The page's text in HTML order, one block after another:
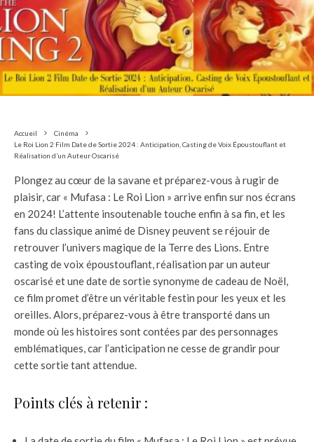
Accueil
Cinéma
Le Roi Lion 2 Film Date de Sortie 2024 : Anticipation, Casting de Voix Époustouflant et
Réalisation d’un Auteur Oscarisé
Plongez au cœur de la savane et préparez-vous à rugir de
plaisir, car « Mufasa : Le Roi Lion » arrive enfin sur nos écrans
en 2024! L’attente insoutenable touche enfin à sa fin, et les
fans du classique animé de Disney peuvent se réjouir de
retrouver l’univers magique de la Terre des Lions. Entre
casting de voix époustouflant, réalisation par un auteur
oscarisé et une date de sortie synonyme de cadeau de Noël,
ce film promet d’être un véritable festin pour les yeux et les
oreilles. Alors, préparez-vous à être transporté dans un
monde où les histoires sont contées par des personnages
emblématiques, car l’anticipation ne cesse de grandir pour
cette sortie tant attendue.
Points clés à retenir :